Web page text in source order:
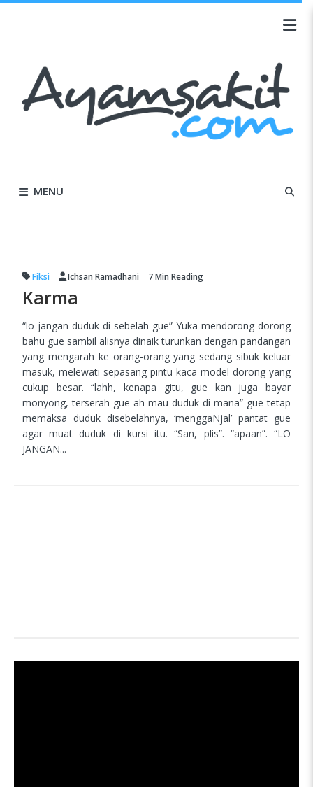
MENU
Fiksi Ichsan Ramadhani 7 Min Reading
Karma
“lo jangan duduk di sebelah gue” Yuka mendorong-dorong
bahu gue sambil alisnya dinaik turunkan dengan pandangan
yang mengarah ke orang-orang yang sedang sibuk keluar
masuk, melewati sepasang pintu kaca model dorong yang
cukup besar. “lahh, kenapa gitu, gue kan juga bayar
monyong, terserah gue ah mau duduk di mana” gue tetap
memaksa duduk disebelahnya, ‘menggaNjal’ pantat gue
agar muat duduk di kursi itu. “San, plis”. “apaan”. “LO
JANGAN...